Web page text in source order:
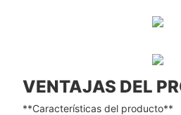
VENTAJAS DEL
**Características del producto**